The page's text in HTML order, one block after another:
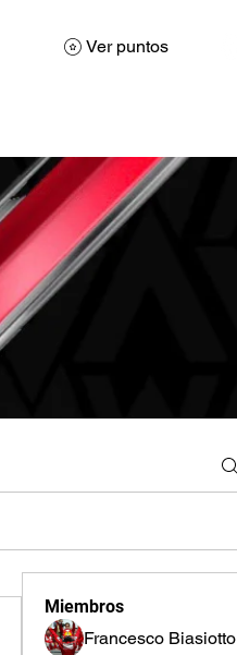
Ver puntos
Miembros
Francesco Biasiotto